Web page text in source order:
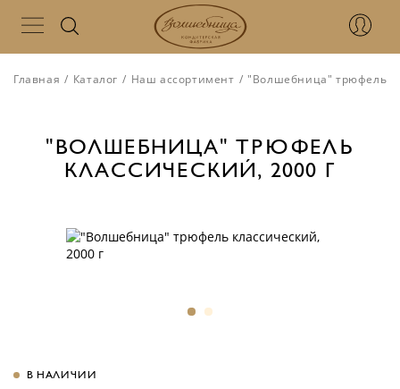
Главная / Каталог / Наш ассортимент / "Волшебница" трюфель
"ВОЛШЕБНИЦА" ТРЮФЕЛЬ
КЛАССИЧЕСКИЙ, 2000 Г
В НАЛИЧИИ